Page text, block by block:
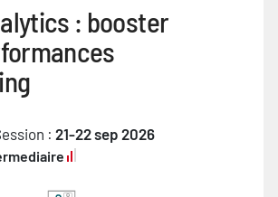
: booster
: 21-22 sep 2026